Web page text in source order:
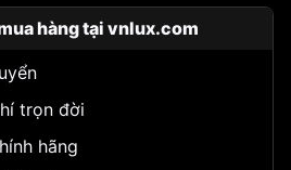
hàng tại vnlux.com
trọn đời
hãng